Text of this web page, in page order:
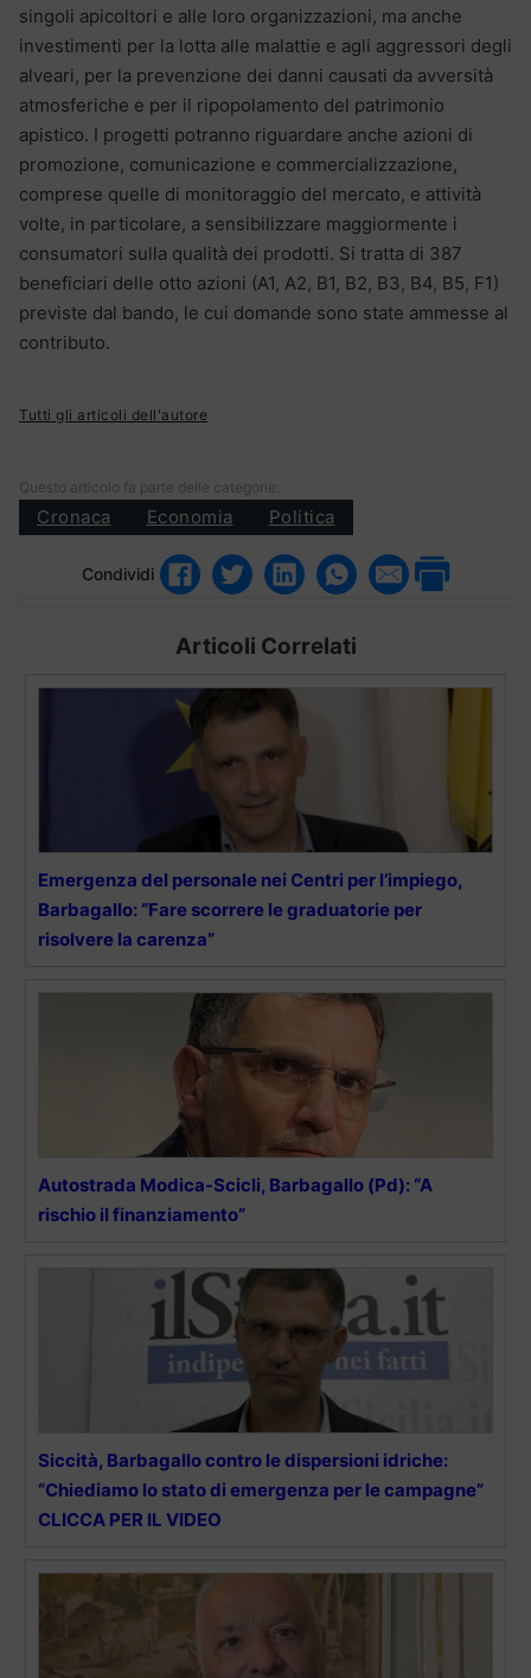
singoli apicoltori e alle loro organizzazioni, ma anche
investimenti per la lotta alle malattie e agli aggressori degli
alveari, per la prevenzione dei danni causati da avversità
atmosferiche e per il ripopolamento del patrimonio
apistico. I progetti potranno riguardare anche azioni di
promozione, comunicazione e commercializzazione,
comprese quelle di monitoraggio del mercato, e attività
volte, in particolare, a sensibilizzare maggiormente i
consumatori sulla qualità dei prodotti. Si tratta di 387
beneficiari delle otto azioni (A1, A2, B1, B2, B3, B4, B5, F1)
previste dal bando, le cui domande sono state ammesse al
contributo.
Tutti gli articoli dell'autore
Questo articolo fa parte delle categorie:
Cronaca Economia Politica
Condividi
Articoli Correlati
Emergenza del personale nei Centri per l’impiego,
Barbagallo: “Fare scorrere le graduatorie per
risolvere la carenza”
Autostrada Modica-Scicli, Barbagallo (Pd): “A
rischio il finanziamento”
Siccità, Barbagallo contro le dispersioni idriche:
“Chiediamo lo stato di emergenza per le campagne”
CLICCA PER IL VIDEO